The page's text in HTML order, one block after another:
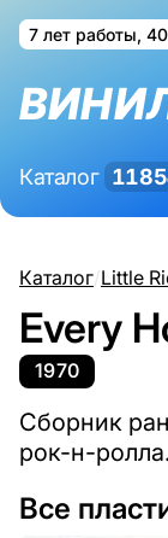
7 лет работы,
Каталог
Каталог/Little
Every
1970
Сборник
рок-н-ролла.
Все